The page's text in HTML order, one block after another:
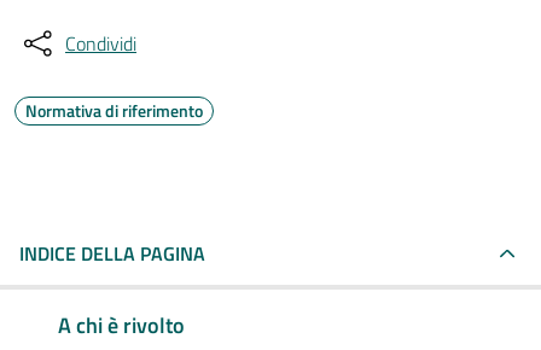
Condividi
Normativa di riferimento
INDICE DELLA PAGINA
A chi è rivolto